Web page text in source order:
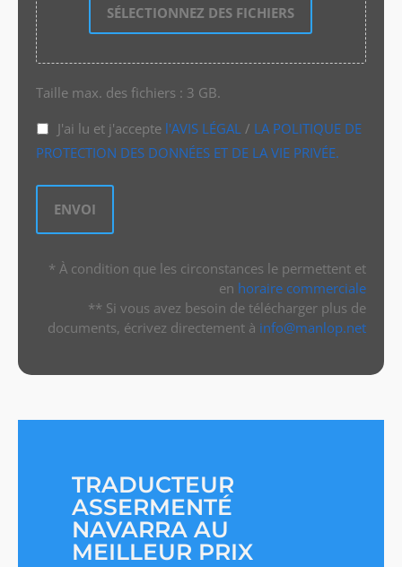
SÉLECTIONNEZ DES FICHIERS
Taille max. des fichiers : 3 GB.
J'ai lu et j'acceptel'AVIS LÉGAL / LA POLITIQUE DE
PROTECTION DES DONNÉES ET DE LA VIE PRIVÉE.
* À condition que les circonstances le permettent et
en horaire commerciale
** Si vous avez besoin de télécharger plus de
documents, écrivez directement à info@manlop.net
TRADUCTEUR
ASSERMENTÉ
NAVARRA AU
MEILLEUR PRIX